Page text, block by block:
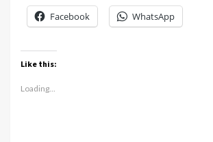
Facebook WhatsApp
Like this:
Loading...